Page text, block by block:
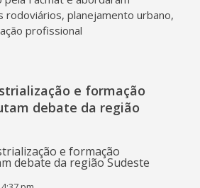
rodoviários, planejamento urbano,
profissional
e formação
debate da região